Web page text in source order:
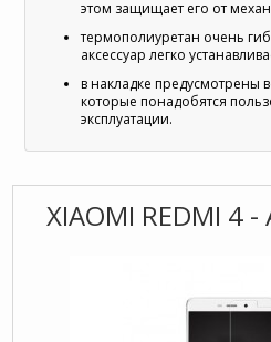
этом защищает его от
термополиуретан очень
аксессуар легко
в накладке предусмотрены
которые понадобятся
эксплуатации.
XIAOMI REDMI 4